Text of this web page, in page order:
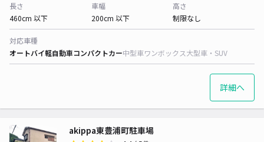
長さ
460cm 以下
車幅
200cm 以下
高さ
制限なし
対応車種
オートバイ軽自動車コンパクトカー中型車ワンボックス大型車・SUV
詳細へ
akippa東豊浦町駐車場